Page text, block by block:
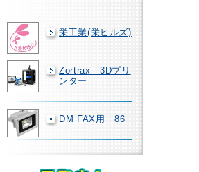
栄工業(栄ヒルズ)
Zortrax 3Dプリ
ンター
DM FAX用 86